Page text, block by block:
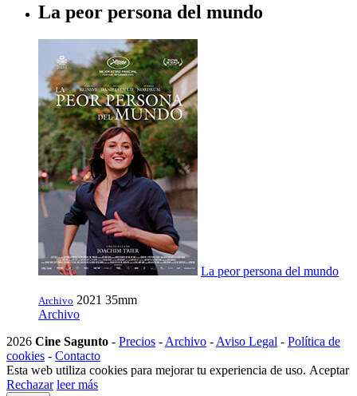
La peor persona del mundo
La peor persona del mundo
Archivo 2021 35mm
Archivo
2026 Cine Sagunto - Precios - Archivo - Aviso Legal - Política de
cookies - Contacto
Esta web utiliza cookies para mejorar tu experiencia de uso. Aceptar
Rechazar leer más